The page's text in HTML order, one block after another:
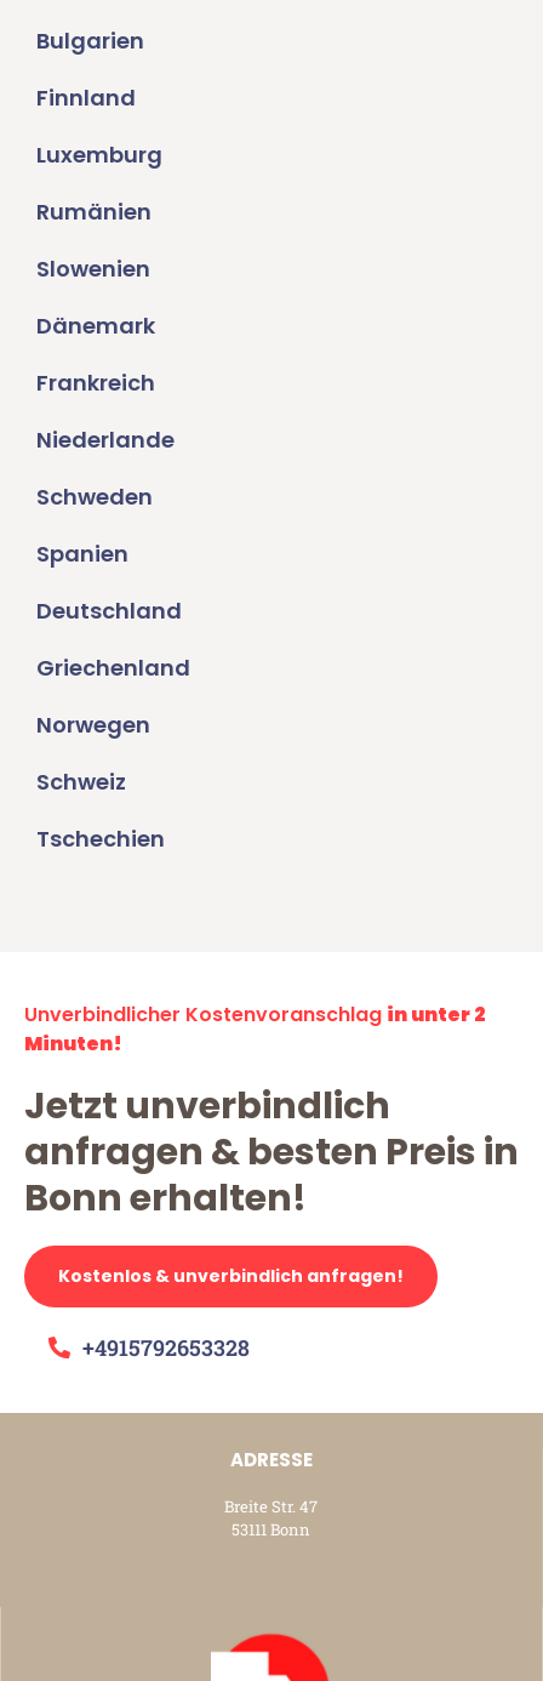
Bulgarien
Finnland
Luxemburg
Rumänien
Slowenien
Dänemark
Frankreich
Niederlande
Schweden
Spanien
Deutschland
Griechenland
Norwegen
Schweiz
Tschechien
Unverbindlicher Kostenvoranschlag in unter 2
Minuten!
Jetzt unverbindlich
anfragen & besten Preis in
Bonn erhalten!
Kostenlos & unverbindlich anfragen!
+4915792653328
ADRESSE
Breite Str. 47
53111 Bonn